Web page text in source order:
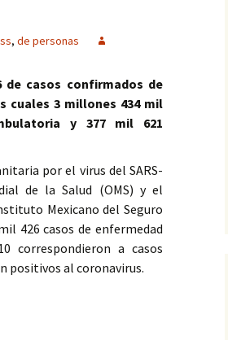
, de personas
de casos confirmados de
cuales 3 millones 434 mil
y 377 mil 621
por el virus del SARS-
de la Salud (OMS) y el
Mexicano del Seguro
426 casos de enfermedad
correspondieron a casos
positivos al coronavirus.
la declaratoria de emergencia